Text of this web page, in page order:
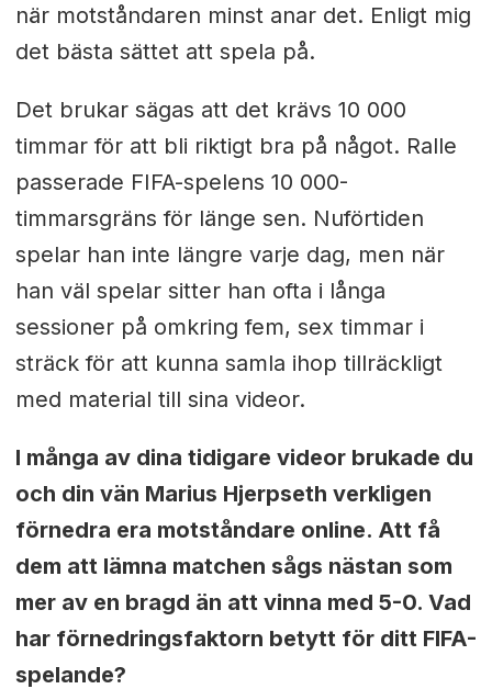
när motståndaren minst anar det. Enligt mig
det bästa sättet att spela på.
Det brukar sägas att det krävs 10 000
timmar för att bli riktigt bra på något. Ralle
passerade FIFA-spelens 10 000-
timmarsgräns för länge sen. Nuförtiden
spelar han inte längre varje dag, men när
han väl spelar sitter han ofta i långa
sessioner på omkring fem, sex timmar i
sträck för att kunna samla ihop tillräckligt
med material till sina videor.
I många av dina tidigare videor brukade du
och din vän Marius Hjerpseth verkligen
förnedra era motståndare online. Att få
dem att lämna matchen sågs nästan som
mer av en bragd än att vinna med 5-0. Vad
har förnedringsfaktorn betytt för ditt FIFA-
spelande?